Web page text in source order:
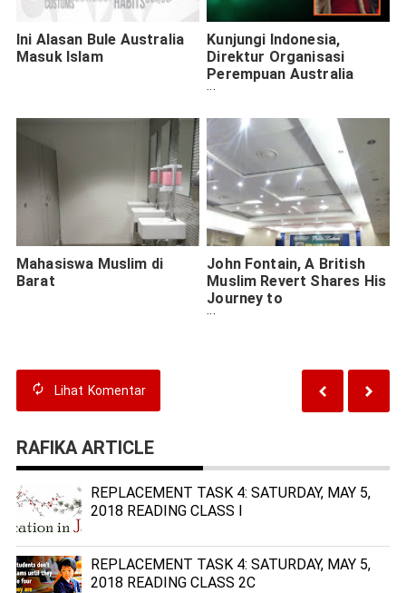
Ini Alasan Bule Australia
Masuk Islam
Kunjungi Indonesia,
Direktur Organisasi
Perempuan Australia
Masuk Islam
Mahasiswa Muslim di
Barat
John Fontain, A British
Muslim Revert Shares His
Journey to
Muhammadiyah Members
Lihat Komentar
RAFIKA ARTICLE
REPLACEMENT TASK 4: SATURDAY, MAY 5,
2018 READING CLASS I
REPLACEMENT TASK 4: SATURDAY, MAY 5,
2018 READING CLASS 2C